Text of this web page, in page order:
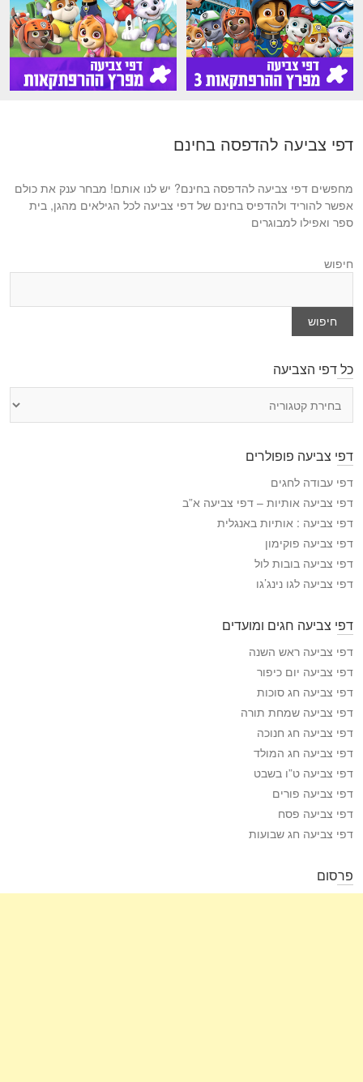
דפי צביעה להדפסה בחינם
מחפשים דפי צביעה להדפסה בחינם? יש לנו אותם! מבחר ענק את כולם
אפשר להוריד ולהדפיס בחינם של דפי צביעה לכל הגילאים מהגן, בית
ספר ואפילו למבוגרים
חיפוש
חיפוש
כל דפי הצביעה
י
ה
צ
י
ע
ה
דפי צביעה פופולרים
דפי עבודה לחגים
דפי צביעה אותיות – דפי צביעה א”ב
דפי צביעה : אותיות באנגלית
דפי צביעה פוקימון
דפי צביעה בובות לול
דפי צביעה לגו נינג’גו
דפי צביעה חגים ומועדים
דפי צביעה ראש השנה
דפי צביעה יום כיפור
דפי צביעה חג סוכות
דפי צביעה שמחת תורה
דפי צביעה חג חנוכה
דפי צביעה חג המולד
דפי צביעה ט”ו בשבט
דפי צביעה פורים
דפי צביעה פסח
דפי צביעה חג שבועות
פרסום